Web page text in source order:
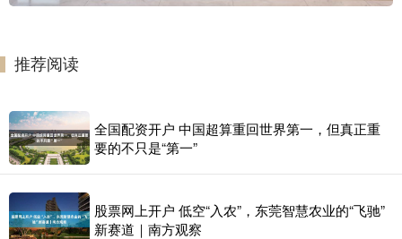
推荐阅读
全国配资开户 中国超算重回世界第一，但真正重
要的不只是“第一”
股票网上开户 低空“入农”，东莞智慧农业的“飞驰”
新赛道｜南方观察